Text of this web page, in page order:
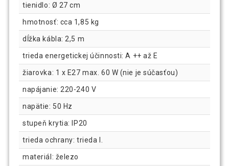
tienidlo: Ø 27 cm
hmotnosť: cca 1,85 kg
dĺžka kábla: 2,5 m
trieda energetickej účinnosti: A ++ až E
žiarovka: 1 x E27 max. 60 W (nie je súčasťou)
napájanie: 220-240 V
napätie: 50 Hz
stupeň krytia: IP20
trieda ochrany: trieda I.
materiál: železo